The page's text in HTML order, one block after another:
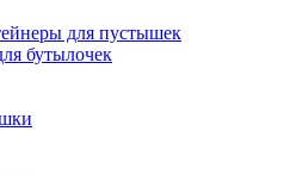
для пустышек
бутылочек